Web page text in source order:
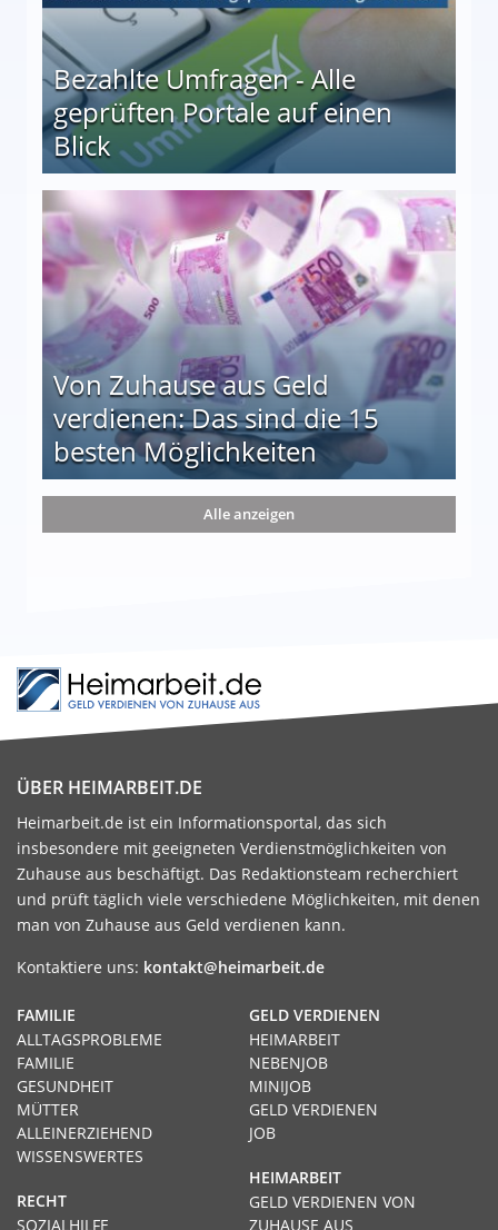
Bezahlte Umfragen - Alle
geprüften Portale auf einen
Blick
auf einen Blick
Von Zuhause aus Geld
verdienen: Das sind die 15
besten Möglichkeiten
die 15 besten Möglichkeiten
Alle anzeigen
ÜBER HEIMARBEIT.DE
Heimarbeit.de ist ein Informationsportal, das sich
insbesondere mit geeigneten Verdienstmöglichkeiten von
Zuhause aus beschäftigt. Das Redaktionsteam recherchiert
und prüft täglich viele verschiedene Möglichkeiten, mit denen
man von Zuhause aus Geld verdienen kann.
Kontaktiere uns: kontakt@heimarbeit.de
GELD VERDIENEN
HEIMARBEIT
NEBENJOB
MINIJOB
GELD VERDIENEN
JOB
HEIMARBEIT
GELD VERDIENEN VON
ZUHAUSE AUS
FAMILIE
ALLTAGSPROBLEME
FAMILIE
GESUNDHEIT
MÜTTER
ALLEINERZIEHEND
WISSENSWERTES
RECHT
SOZIALHILFE